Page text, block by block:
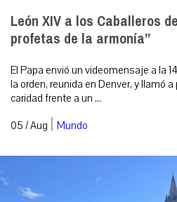
León XIV a los Caballeros
profetas de la armonía”
El Papa envió un videomensaje a la
la orden, reunida en Denver, y llamó
caridad frente a un ...
05 / Aug | Mundo